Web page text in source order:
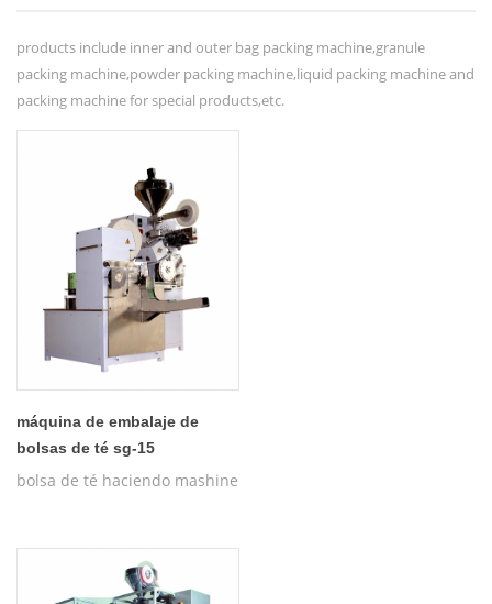
products include inner and outer bag packing machine,granule
packing machine,powder packing machine,liquid packing machine and
packing machine for special products,etc.
máquina de embalaje de
bolsas de té sg-15
bolsa de té haciendo mashine